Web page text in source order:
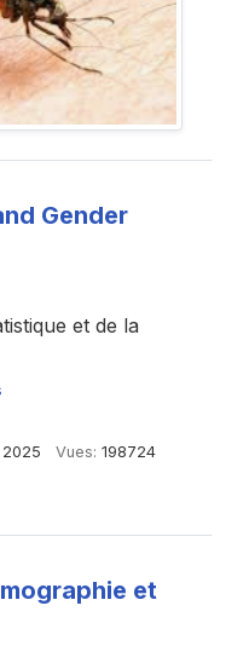
Gender
et de la
Vues: 198724
et